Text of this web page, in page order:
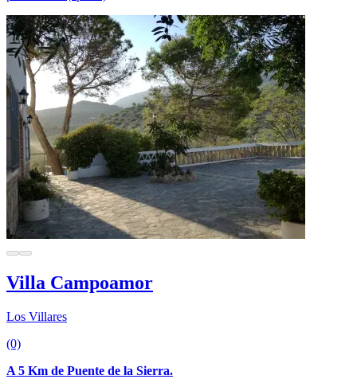
Villa Campoamor
Los Villares
(0)
A 5 Km de Puente de la Sierra.